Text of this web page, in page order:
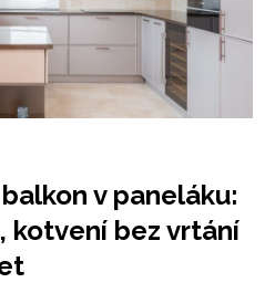
v paneláku:
kotvení bez vrtání